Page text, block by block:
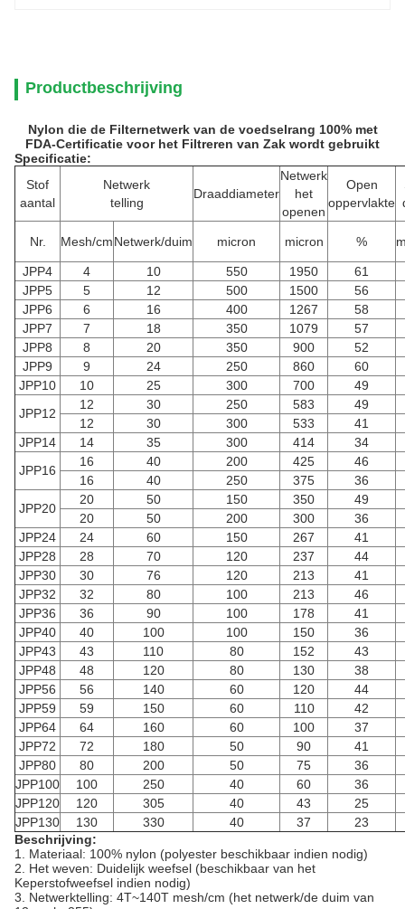
Productbeschrijving
Nylon die de Filternetwerk van de voedselrang 100% met
FDA-Certificatie voor het Filtreren van Zak wordt gebruikt
Specificatie:
Stof
aantal
Netwerk
telling
Draaddiameter
Netwerk
het
openen
Open
oppervlakte
Nr. Mesh/cmNetwerk/duim micron micron %
JPP4 4 10 550 1950 61
JPP5
5 12 500 1500 56
JPP6
6 16 400 1267 58
JPP7
7 18 350 1079 57
JPP8
8 20 350 900 52
JPP9
9 24 250 860 60
JPP10
10 25 300 700 49
JPP12
12 30 250 583 49
12
30 300 533 41
JPP14
14 35 300 414 34
JPP16
16 40 200 425 46
16
40 250 375 36
JPP20
20 50 150 350 49
20
50 200 300 36
JPP24
24 60 150 267 41
JPP28
28 70 120 237 44
JPP30
30 76 120 213 41
JPP32
32 80 100 213 46
JPP36
36 90 100 178 41
JPP40
40 100 100 150 36
JPP43
43 110 80 152 43
JPP48
48 120 80 130 38
JPP56
56 140 60 120
44
JPP59
59 150 60 110
42
JPP64
64 160 60 100 37
JPP72
72 180 50 90
41
JPP80
80 200 50 75
36
JPP100
100 250 40 60
36
JPP120
120 305 40 43
25
JPP130
130 330 40 37
23
Beschrijving:
1. Materiaal: 100% nylon (polyester beschikbaar indien nodig)
2. Het weven: Duidelijk weefsel (beschikbaar van het
Keperstofweefsel indien nodig)
3. Netwerktelling: 4T~140T mesh/cm (het netwerk/de duim van